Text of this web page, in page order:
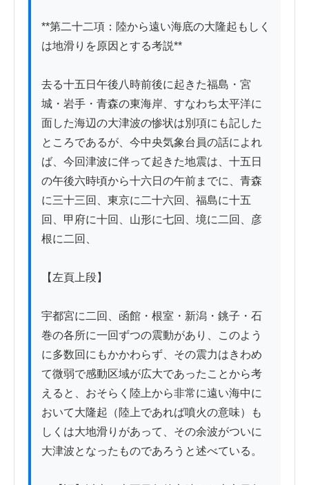
**第二十二項：陸から遠い海底の大隆起もしく
は地滑りを原因とする考説**
去る十五日午後八時前後に起きた福島・宮
城・岩手・青森の東海岸、すなわち太平洋に
面した海辺の大津波の惨状は別項にも記した
ところであるが、今中央気象台員の話によれ
ば、今回津波に伴って起きた地震は、十五日
の午後六時頃から十六日の午前までに、青森
に三十三回、東京に二十六回、福島に十五
回、甲府に十回、山形に七回、境に二回、彦
根に二回、
【左頁上段】
宇都宮に二回、函館・根室・新潟・銚子・石
巻の各所に一回ずつの震動があり、このよう
に多数回にもかかわらず、その震力はきわめ
て微弱で感動区域が広大であったことから考
えると、おそらく陸上から非常に遠い海中に
おいて大隆起（陸上であれば噴火の意味）も
しくは大地滑りがあって、その余波がついに
大津波となったものであろうと述べている。